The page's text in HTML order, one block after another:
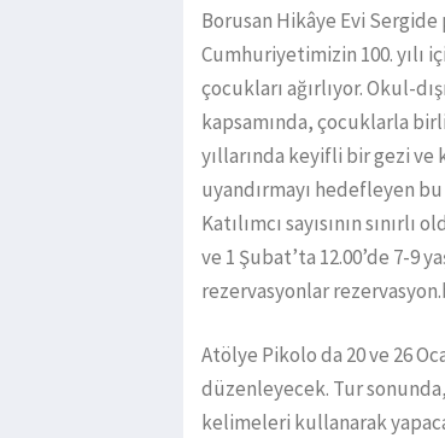
Borusan Hikâye Evi Sergide
Cumhuriyetimizin 100. yılı
çocukları ağırlıyor. Okul-
kapsamında, çocuklarla
yıllarında keyifli bir gezi ve
uyandırmayı hedefleyen
Katılımcı sayısının
ve 1 Şubat’ta 12.00’de 7-9
rezervasyonlar
Atölye Pikolo da 20 ve 26
düzenleyecek. Tur
kelimeleri kullanarak